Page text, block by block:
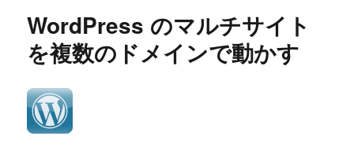
WordPress のマルチサイト
を複数のドメインで動かす